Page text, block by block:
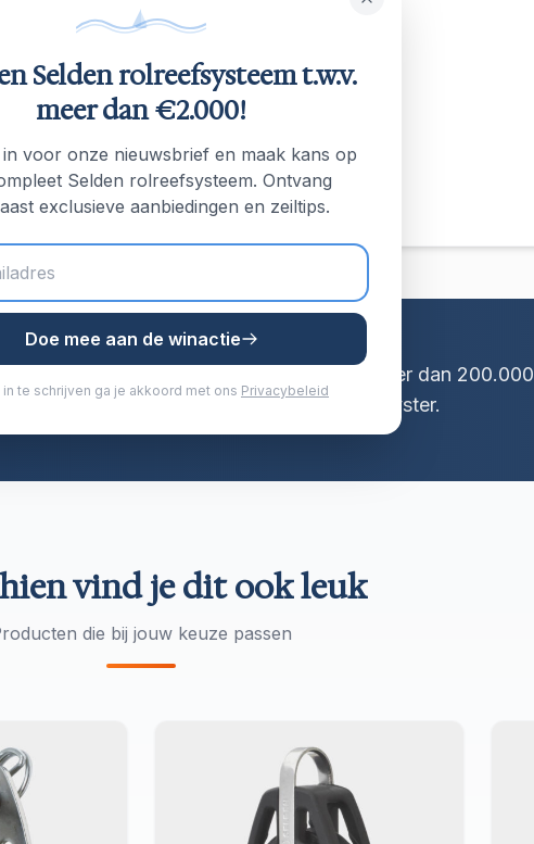
rolreefsystemen in Zweden. Meer dan 200.000
door Hallberg-Rassy, Swan en Oyster.
vind je dit ook leuk
die bij jouw keuze passen
Selden rolreefsysteem t.w.v.
meer dan €2.000!
voor onze nieuwsbrief en maak kans op
Selden rolreefsysteem. Ontvang
exclusieve aanbiedingen en zeiltips.
Doe mee aan de winactie
in te schrijven ga je akkoord met ons Privacybeleid